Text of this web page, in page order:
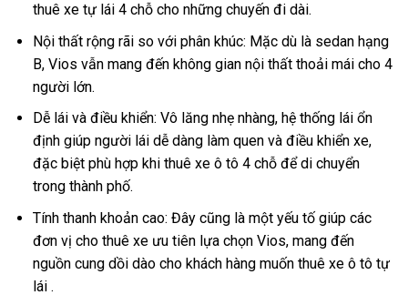
thuê xe tự lái 4 chỗ cho những chuyến đi dài.
Nội thất rộng rãi so với phân khúc: Mặc dù là sedan hạng
B, Vios vẫn mang đến không gian nội thất thoải mái cho 4
người lớn.
Dễ lái và điều khiển: Vô lăng nhẹ nhàng, hệ thống lái ổn
định giúp người lái dễ dàng làm quen và điều khiển xe,
đặc biệt phù hợp khi thuê xe ô tô 4 chỗ để di chuyển
trong thành phố.
Tính thanh khoản cao: Đây cũng là một yếu tố giúp các
đơn vị cho thuê xe ưu tiên lựa chọn Vios, mang đến
nguồn cung dồi dào cho khách hàng muốn thuê xe ô tô tự
lái .